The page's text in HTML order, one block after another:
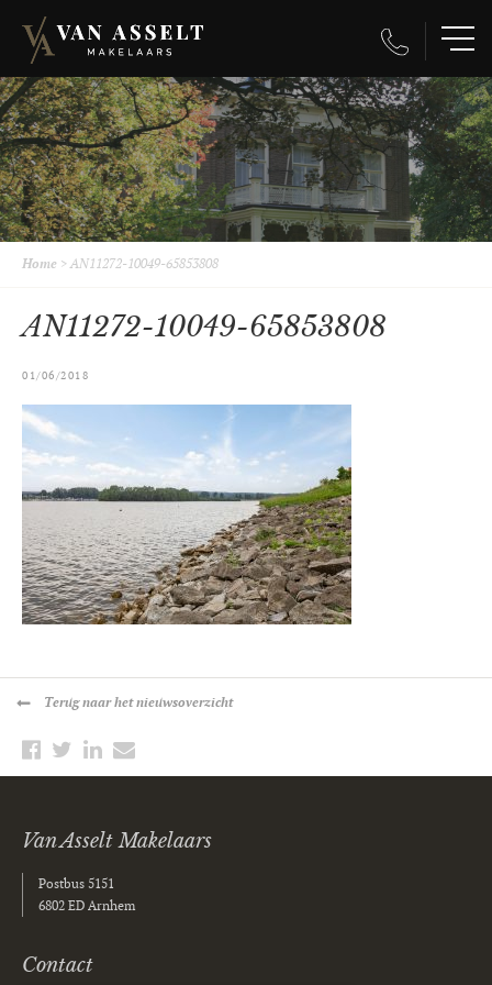
Home >AN11272-10049-65853808
AN11272-10049-65853808
01/06/2018
Terugnaar het nieuwsoverzicht
Van Asselt Makelaars
Postbus 5151
6802 ED Arnhem
Contact